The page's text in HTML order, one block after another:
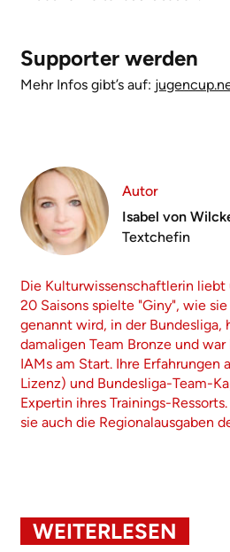
Supporter werden
Mehr Infos gibt’s auf:
Autor
Isabel von
Textchefin
Die Kulturwissenschaftlerin liebt
20 Saisons spielte "Giny", wie
genannt wird, in der Bundesliga,
damaligen Team Bronze und war
IAMs am Start. Ihre Erfahrungen
Lizenz) und Bundesliga-Team-
Expertin ihres Trainings-
sie auch die Regionalausgaben
WEITERLESEN